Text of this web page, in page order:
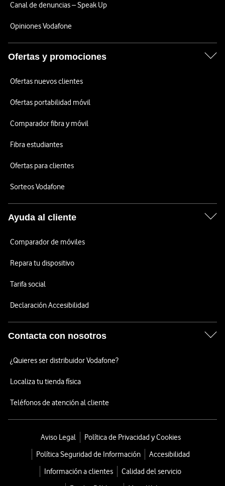
Canal de denuncias – Speak Up
Opiniones Vodafone
Ofertas y promociones
Ofertas nuevos clientes
Ofertas portabilidad móvil
Comparador fibra y móvil
Fibra estudiantes
Ofertas para clientes
Sorteos Vodafone
Ayuda al cliente
Comparador de móviles
Repara tu dispositivo
Tarifa social
Declaración Accesibilidad
Contacta con nosotros
¿Quieres ser distribuidor Vodafone?
Localiza tu tienda física
Teléfonos de atención al cliente
Aviso Legal
Política de Privacidad y Cookies
Política Seguridad de Información
Accesibilidad
Información a clientes
Calidad del servicio